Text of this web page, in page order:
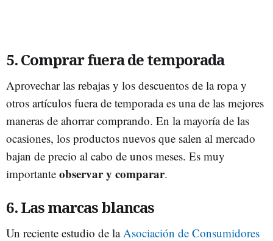
5. Comprar fuera de temporada
Aprovechar las rebajas y los descuentos de la ropa y
otros artículos fuera de temporada es una de las mejores
maneras de ahorrar comprando. En la mayoría de las
ocasiones, los productos nuevos que salen al mercado
bajan de precio al cabo de unos meses. Es muy
importante observar y comparar.
6. Las marcas blancas
Un reciente estudio de la Asociación de Consumidores